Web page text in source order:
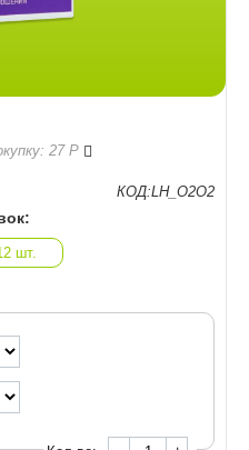
27 Р Правила бонусной
КОД:LH_O2O2
шт.